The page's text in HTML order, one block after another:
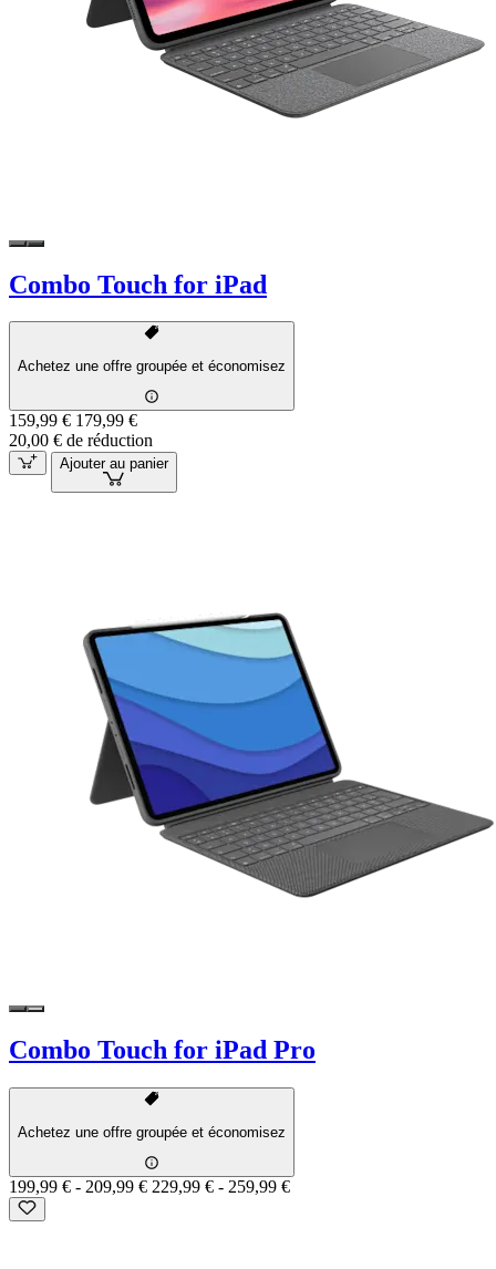
Combo Touch for iPad
Achetez une offre groupée et économisez
159,99 € 179,99 €
20,00 € de réduction
Ajouter au panier
Combo Touch for iPad Pro
Achetez une offre groupée et économisez
199,99 € - 209,99 € 229,99 € - 259,99 €